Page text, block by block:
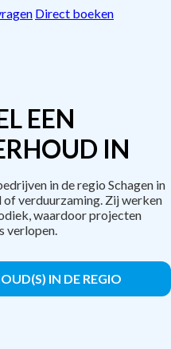
Direct boeken
EEN
IN
in de regio Schagen in
verduurzaming. Zij werken
waardoor projecten
verlopen.
IN DE REGIO